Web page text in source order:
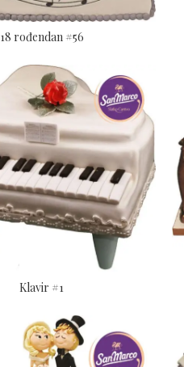
18 rođendan #56
Klavir #1